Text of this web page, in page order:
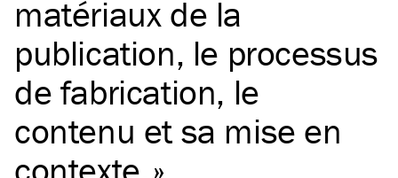
matériaux de la
publication, le processus
de fabrication, le
contenu et sa mise en